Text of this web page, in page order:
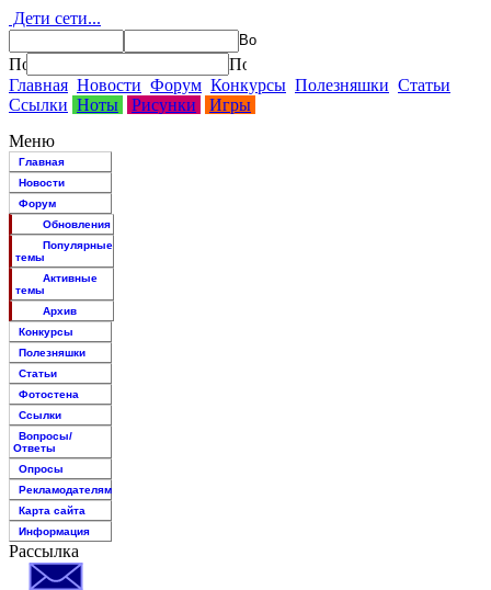
Дети сети...
Главная Новости Форум Конкурсы Полезняшки Статьи
Ссылки Ноты Рисунки
Игры
Меню
Главная
Новости
Форум
Обновления
Популярные
темы
Активные
темы
Архив
Конкурсы
Полезняшки
Статьи
Фотостена
Ссылки
Вопросы/
Ответы
Опросы
Рекламодателям
Карта сайта
Информация
Рассылка